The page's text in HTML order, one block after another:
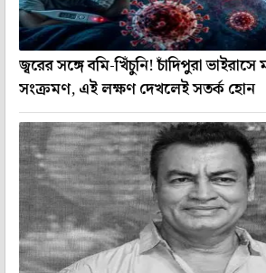
জ্বরের সঙ্গে বমি-খিঁচুনি! চাঁদিপুরা ভাইরাসে
সংক্রমণ, এই লক্ষণ দেখলেই সতর্ক হোন